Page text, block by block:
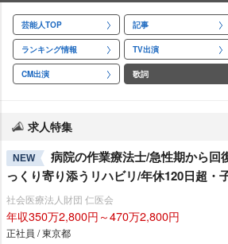
芸能人TOP 記事
ランキング情報 TV出演
CM出演 歌詞
求人特集
NEW
病院の作業療法士/急性期から回
っくり寄り添うリハビリ/年休120日超・
社会医療法人財団 仁医会
年収350万2,800円～470万2,800円
正社員 / 東京都